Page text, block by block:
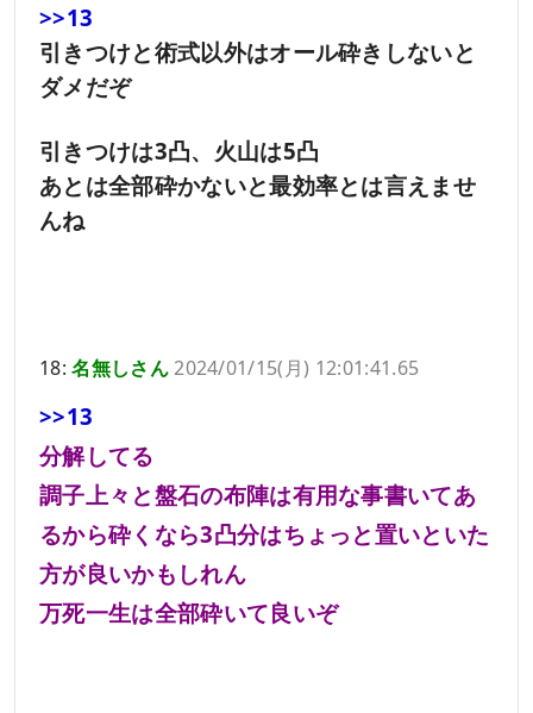
>>13
引きつけと術式以外はオール砕きしないと
ダメだぞ
引きつけは3凸、火山は5凸
あとは全部砕かないと最効率とは言えませ
んね
18:名無しさん2024/01/15(月) 12:01:41.65
>>13
分解してる
調子上々と盤石の布陣は有用な事書いてあ
るから砕くなら3凸分はちょっと置いといた
方が良いかもしれん
万死一生は全部砕いて良いぞ